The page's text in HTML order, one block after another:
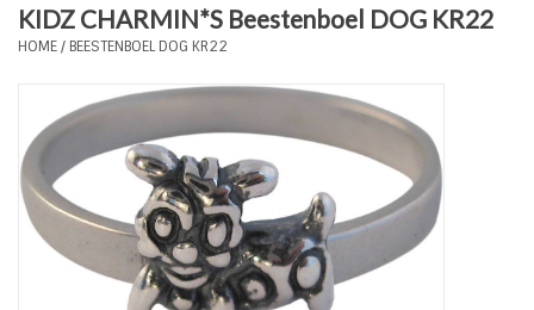
Plus Size Sieraden
Enkelbandjes
Tassen en meer
Haaraccesoires
KIDZ CHARMIN*S Beestenboel DOG KR22
HOME/ BEESTENBOEL DOG KR22